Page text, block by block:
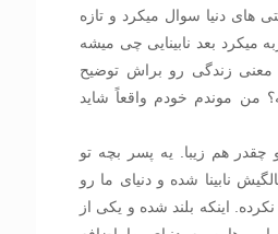
های دنیا سوال میکرد و تازه
میکرد بعد نابینایی چی میشه
زندگی رو براش توضیح
من موندم خودم واقعاً شاید
هم زیبا. یه پسر بچه تو
تو 12 سالگیش نابینا شده و دنیای ما رو
اینکه بلند شده و یکی از